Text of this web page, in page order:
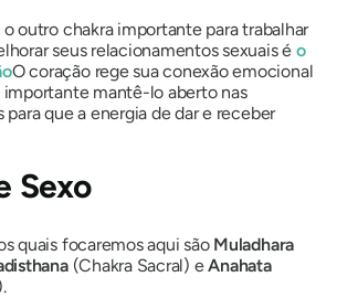
outro chakra importante para trabalhar
seus relacionamentos sexuais é o
O coração rege sua conexão emocional
mantê-lo aberto nas
para que a energia de dar e receber
Sexo
quais focaremos aqui são Muladhara
(Chakra Sacral) eAnahata